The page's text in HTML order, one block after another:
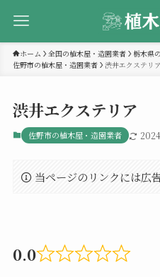
ホーム 全国の植木屋・造園業者
栃木県
佐野市の植木屋・造園業者
渋井エクステリア
渋井エクステリア
佐野市の植木屋・造園業者
当ページのリンクには広
0.0
Rated